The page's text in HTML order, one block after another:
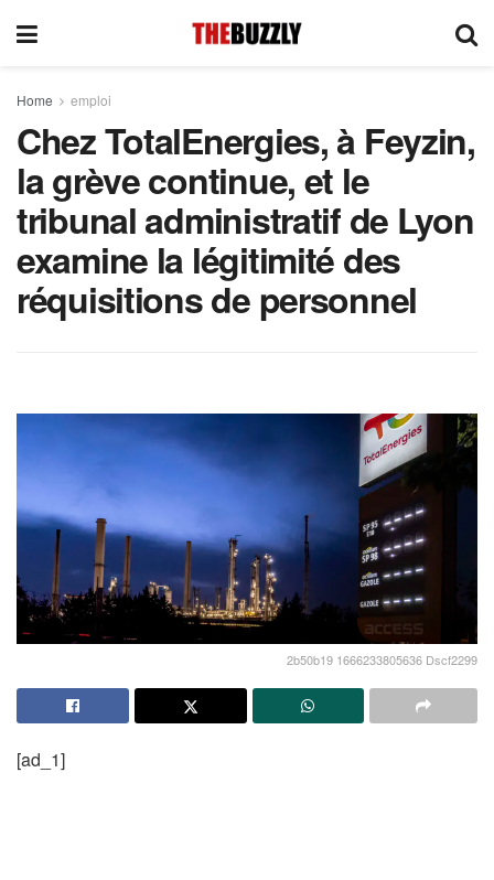
Home emploi
Chez TotalEnergies, à Feyzin,
la grève continue, et le
tribunal administratif de Lyon
examine la légitimité des
réquisitions de personnel
2b50b19 1666233805636 Dscf2299
[ad_1]